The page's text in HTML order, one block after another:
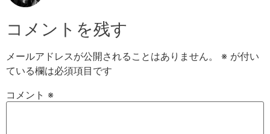
コメントを残す
メールアドレスが公開されることはありません。 ※ が付い
ている欄は必須項目です
コメント ※